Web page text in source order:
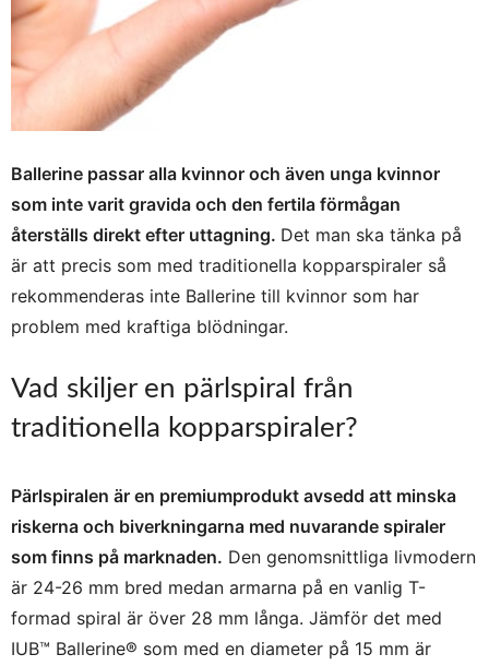
Ballerine passar alla kvinnor och även unga kvinnor
som inte varit gravida och den fertila förmågan
återställs direkt efter uttagning. Det man ska tänka på
är att precis som med traditionella kopparspiraler så
rekommenderas inte Ballerine till kvinnor som har
problem med kraftiga blödningar.
Vad skiljer en pärlspiral från
traditionella kopparspiraler?
Pärlspiralen är en premiumprodukt avsedd att minska
riskerna och biverkningarna med nuvarande spiraler
som finns på marknaden. Den genomsnittliga livmodern
är 24-26 mm bred medan armarna på en vanlig T-
formad spiral är över 28 mm långa. Jämför det med
IUB™ Ballerine® som med en diameter på 15 mm är